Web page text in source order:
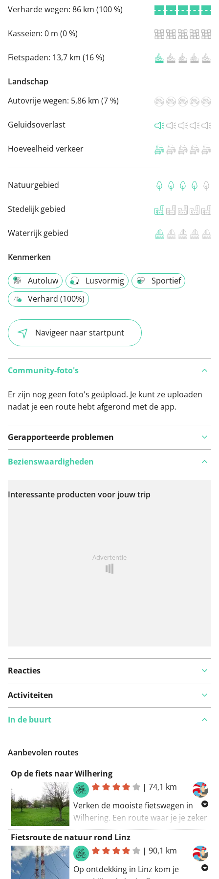
Verharde wegen: 86 km (100 %)
Kasseien: 0 m (0 %)
Fietspaden: 13,7 km (16 %)
Landschap
Autovrije wegen: 5,86 km (7 %)
Geluidsoverlast
Hoeveelheid verkeer
Natuurgebied
Stedelijk gebied
Waterrijk gebied
Kenmerken
Autoluw Lusvormig
Sportief
Verhard (100%)
Navigeer naar startpunt
Community-foto's
Er zijn nog geen foto's geüpload. Je kunt ze uploaden
nadat je een route hebt afgerond met de app.
Gerapporteerde problemen
Bekijk op kaart
Bezienswaardigheden
Interessante producten voor jouw trip
Advertentie
Reacties
Activiteiten
In de buurt
Aanbevolen routes
Op de fiets naar Wilhering
|74,1 km
Verken de mooiste fietswegen in
Wilhering. Een route waar je je zeker
niet verveelt. Je mag je verwachten
aan een zeer groenrijke tocht. Neem
je tijd voor deze route. Alles bij
elkaar, een mooie natuurrit!
Fietsroute de natuur rond Linz
|90,1 km
Op ontdekking in Linz kom je